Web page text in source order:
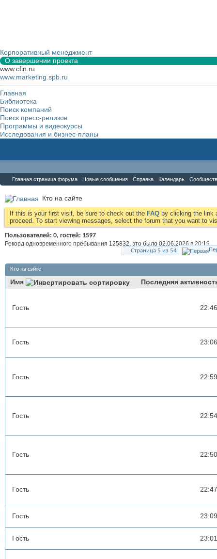
Корпоративный менеджмент
О завершении проекта
www.cfin.ru
www.marketing.spb.ru
Главная
Библиотека
Поиск компаний
Поиск пресс-релизов
Программы и видеокурсы
Исследования и бизнес-планы
Главная страница форума Новые сообщения Справка Календарь
Кто на сайте
If this is your first visit, be sure to check out the FAQ by clicking the link
proceed. To start viewing messages, select the forum that you want to
Пользователей: 0, гостей: 1597
Рекорд одновременного пребывания 125832, это было 02.06.2026 в20:19.
Страница 5 из 54
Кто на сайте
Имя Последняя
Гость 22:46
Гость 23:06
Гость 22:59
Гость 22:54
Гость 22:50
Гость 22:47
Гость 23:09
Гость 23:01